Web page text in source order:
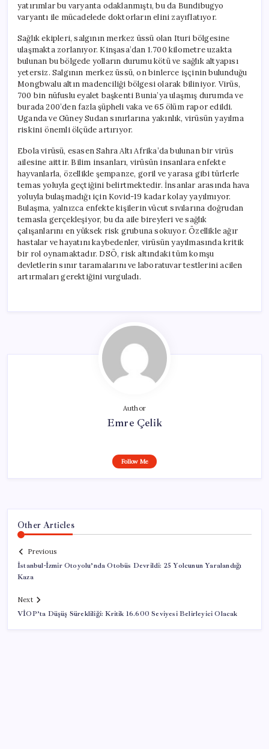
yatırımlar bu varyanta odaklanmıştı, bu da Bundibugyo
varyantı ile mücadelede doktorların elini zayıflatıyor.
Sağlık ekipleri, salgının merkez üssü olan Ituri bölgesine
ulaşmakta zorlanıyor. Kinşasa’dan 1.700 kilometre uzakta
bulunan bu bölgede yolların durumu kötü ve sağlık altyapısı
yetersiz. Salgının merkez üssü, on binlerce işçinin bulunduğu
Mongbwalu altın madenciliği bölgesi olarak biliniyor. Virüs,
700 bin nüfuslu eyalet başkenti Bunia’ya ulaşmış durumda ve
burada 200’den fazla şüpheli vaka ve 65 ölüm rapor edildi.
Uganda ve Güney Sudan sınırlarına yakınlık, virüsün yayılma
riskini önemli ölçüde artırıyor.
Ebola virüsü, esasen Sahra Altı Afrika’da bulunan bir virüs
ailesine aittir. Bilim insanları, virüsün insanlara enfekte
hayvanlarla, özellikle şempanze, goril ve yarasa gibi türlerle
temas yoluyla geçtiğini belirtmektedir. İnsanlar arasında hava
yoluyla bulaşmadığı için Kovid-19 kadar kolay yayılmıyor.
Bulaşma, yalnızca enfekte kişilerin vücut sıvılarına doğrudan
temasla gerçekleşiyor, bu da aile bireyleri ve sağlık
çalışanlarını en yüksek risk grubuna sokuyor. Özellikle ağır
hastalar ve hayatını kaybedenler, virüsün yayılmasında kritik
bir rol oynamaktadır. DSÖ, risk altındaki tüm komşu
devletlerin sınır taramalarını ve laboratuvar testlerini acilen
artırmaları gerektiğini vurguladı.
Author
Emre Çelik
Follow Me
Other Articles
Previous
İstanbul-İzmir Otoyolu’nda Otobüs Devrildi: 25 Yolcunun Yaralandığı
Kaza
Next
VİOP’ta Düşüş Sürekliliği: Kritik 16.600 Seviyesi Belirleyici Olacak